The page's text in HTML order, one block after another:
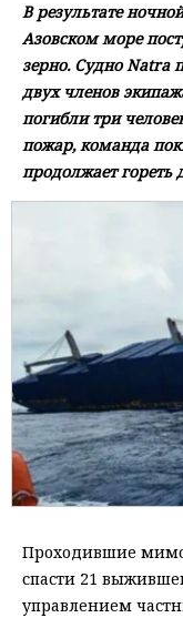
В результате
Азовском море
зерно. Судно Natra
двух членов
погибли три
пожар, команда
продолжает гореть
Проходившие мимо
спасти 21
управлением